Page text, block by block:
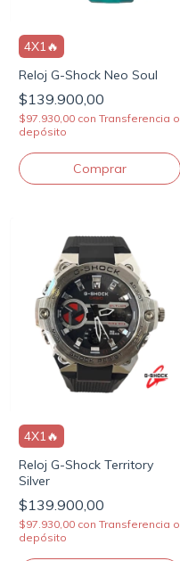
4X1🔥
Reloj G-Shock Neo Soul
$139.900,00
$97.930,00 con Transferencia o
depósito
4X1🔥
Reloj G-Shock Territory
Silver
$139.900,00
$97.930,00 con Transferencia o
depósito